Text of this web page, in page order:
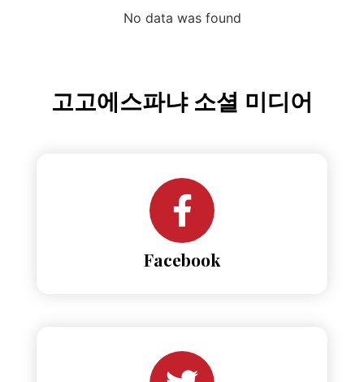
No data was found
고고에스파냐 소셜 미디어
Facebook